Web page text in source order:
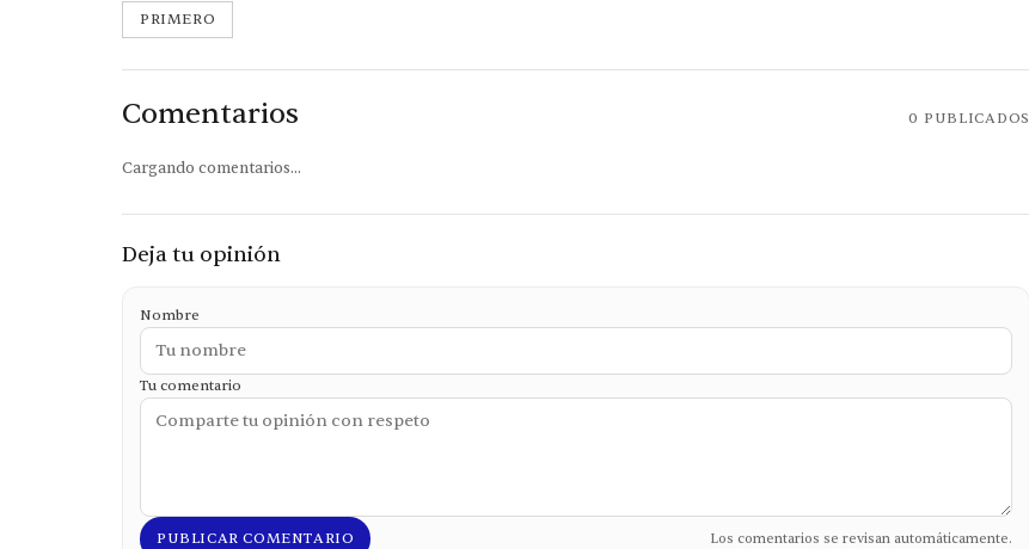
PRIMERO
Comentarios 0 PUBLICADOS
Cargando comentarios...
Deja tu opinión
Nombre
Tu comentario
PUBLICAR COMENTARIO Los comentarios se revisan automáticamente.